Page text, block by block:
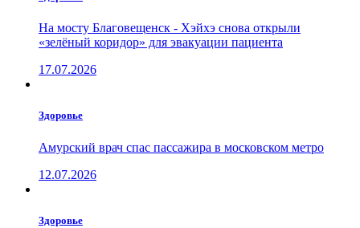
На мосту Благовещенск - Хэйхэ снова открыли
«зелёный коридор» для эвакуации пациента
17.07.2026
Здоровье
Амурский врач спас пассажира в московском метро
12.07.2026
Здоровье